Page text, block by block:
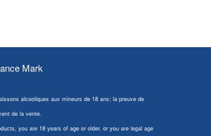
alcooliques aux mineurs de 18 ans; la preuve de
de la vente.
you are 18 years of age or older, or you are legal age